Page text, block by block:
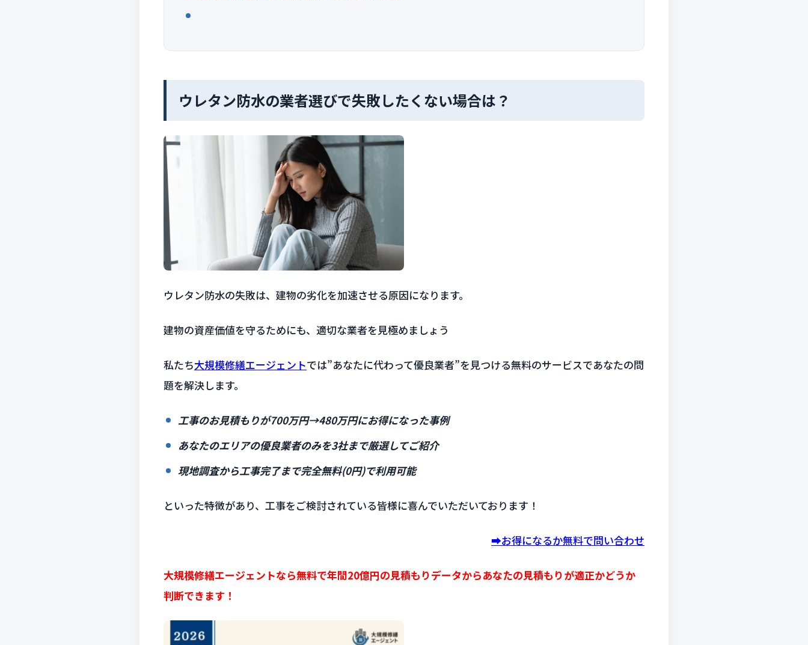
ウレタン防水の業者選びで失敗したくない場合は？
ウレタン防水の失敗は、建物の劣化を加速させる原因になります。
建物の資産価値を守るためにも、適切な業者を見極めましょう
私たち大規模修繕エージェントでは”あなたに代わって優良業者”を見つける無料のサービスであなたの問
題を解決します。
工事のお見積もりが700万円→480万円にお得になった事例
あなたのエリアの優良業者のみを3社まで厳選してご紹介
現地調査から工事完了まで完全無料(0円)で利用可能
といった特徴があり、工事をご検討されている皆様に喜んでいただいております！
➡️お得になるか無料で問い合わせ
大規模修繕エージェントなら無料で年間20億円の見積もりデータからあなたの見積もりが適正かどうか
判断できます！